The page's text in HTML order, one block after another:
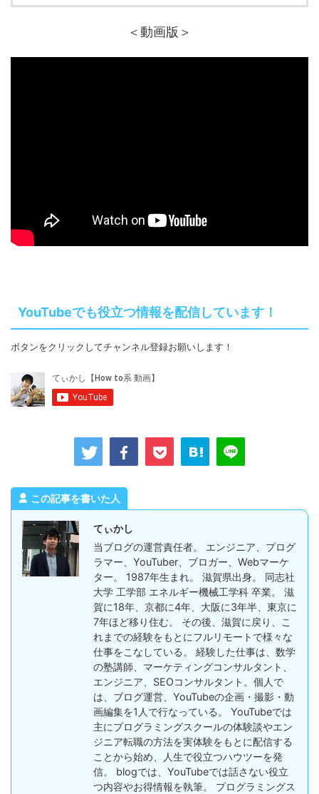
＜動画版＞
YouTubeでも役立つ情報を配信しています！
ボタンをクリックしてチャンネル登録お願いします！
この記事を書いた人
てぃかし
当ブログの運営責任者。 エンジニア、プログ
ラマー、YouTuber、ブロガー、Webマーケ
ター。 1987年生まれ。 滋賀県出身。 同志社
大学 工学部 エネルギー機械工学科 卒業。 滋
賀に18年、京都に4年、大阪に3年半、東京に
7年ほど移り住む。 その後、滋賀に戻り、こ
れまでの経験をもとにフルリモートで様々な
仕事をこなしている。 経験した仕事は、数学
の塾講師、マーケティングコンサルタント、
エンジニア、SEOコンサルタント。個人で
は、ブログ運営、YouTubeの企画・撮影・動
画編集を1人で行なっている。 YouTubeでは
主にプログラミングスクールの体験談やエン
ジニア転職の方法を実体験をもとに配信する
ことから始め、人生で役立つハウツーを発
信。 blogでは、YouTubeでは話さない役立
つ内容やお得情報を執筆。 プログラミングス